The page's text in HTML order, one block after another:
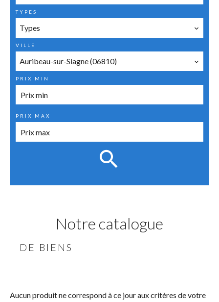
Notre catalogue
DE BIENS
Aucun produit ne correspond à ce jour aux critères de votre
TYPES
Types
VILLE
Auribeau-sur-Siagne (06810)
PRIX MIN
PRIX MAX